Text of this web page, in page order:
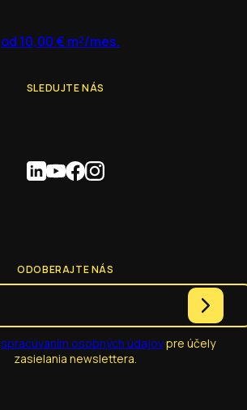
od 10,00 € m²/mes.
SLEDUJTE NÁS
ODOBERAJTE NÁS
spracúvaním osobných údajovpre účely
zasielania newslettera.